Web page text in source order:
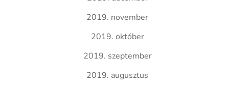
2019. november
2019. október
2019. szeptember
2019. augusztus